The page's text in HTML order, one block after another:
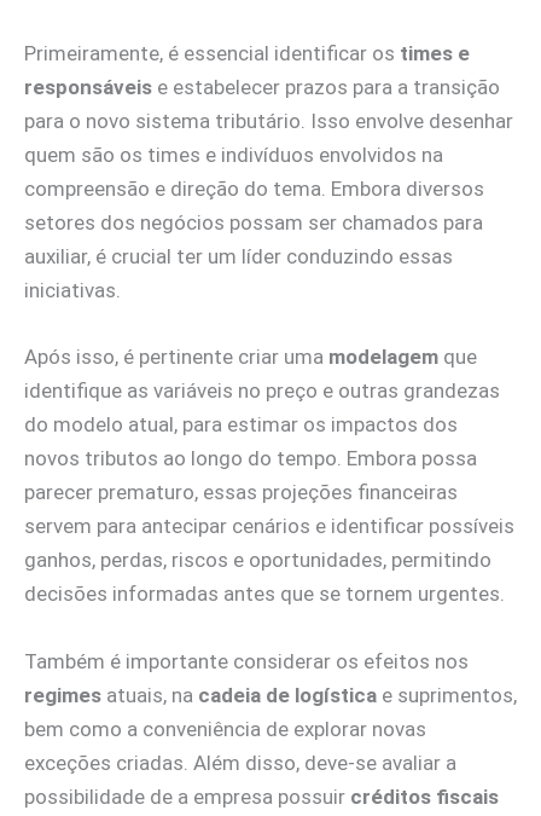
Primeiramente, é essencial identificar os times e
responsáveis e estabelecer prazos para a transição
para o novo sistema tributário. Isso envolve desenhar
quem são os times e indivíduos envolvidos na
compreensão e direção do tema. Embora diversos
setores dos negócios possam ser chamados para
auxiliar, é crucial ter um líder conduzindo essas
iniciativas.
Após isso, é pertinente criar uma modelagem que
identifique as variáveis no preço e outras grandezas
do modelo atual, para estimar os impactos dos
novos tributos ao longo do tempo. Embora possa
parecer prematuro, essas projeções financeiras
servem para antecipar cenários e identificar possíveis
ganhos, perdas, riscos e oportunidades, permitindo
decisões informadas antes que se tornem urgentes.
Também é importante considerar os efeitos nos
regimes atuais, na cadeia de logística e suprimentos,
bem como a conveniência de explorar novas
exceções criadas. Além disso, deve-se avaliar a
possibilidade de a empresa possuir créditos fiscais